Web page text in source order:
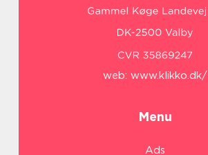
web: www.klikko.dk/
Menu
Ads